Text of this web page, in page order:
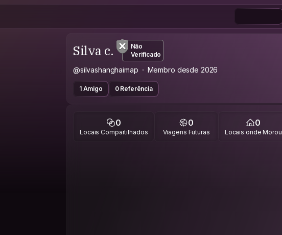
Silva c.
Não
Verificado
@silvashanghaimap Membro desde 2026
1 Amigo 0 Referência
0
Locais Compartilhados
0
Viagens Futuras
0
Locais onde Morou